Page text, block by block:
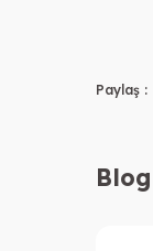
Paylaş :